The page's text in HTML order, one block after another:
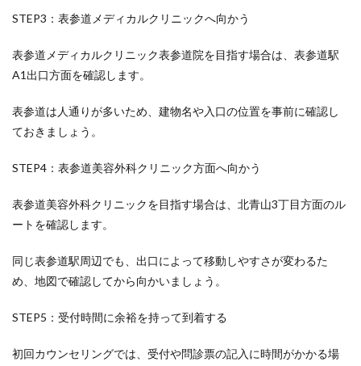
STEP3：表参道メディカルクリニックへ向かう
表参道メディカルクリニック表参道院を目指す場合は、表参道駅
A1出口方面を確認します。
表参道は人通りが多いため、建物名や入口の位置を事前に確認し
ておきましょう。
STEP4：表参道美容外科クリニック方面へ向かう
表参道美容外科クリニックを目指す場合は、北青山3丁目方面のル
ートを確認します。
同じ表参道駅周辺でも、出口によって移動しやすさが変わるた
め、地図で確認してから向かいましょう。
STEP5：受付時間に余裕を持って到着する
初回カウンセリングでは、受付や問診票の記入に時間がかかる場